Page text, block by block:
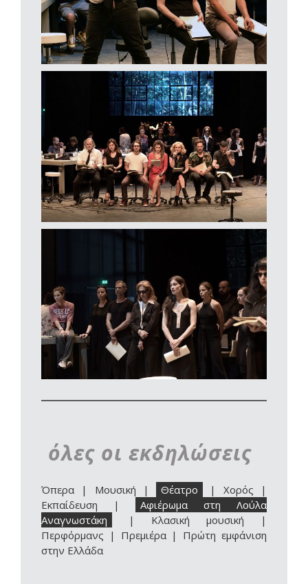
όλες οι εκδηλώσεις
Όπερα | Μουσική | Θέατρο | Χορός |
Εκπαίδευση |
Αφιέρωμα στη Λούλα
Αναγνωστάκη
| Κλασική μουσική |
Περφόρμανς | Πρεμιέρα| Πρώτη εμφάνιση
στην Ελλάδα